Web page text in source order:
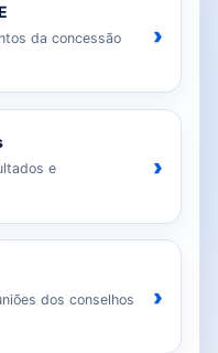
da concessão
›
e
›
dos conselhos
›